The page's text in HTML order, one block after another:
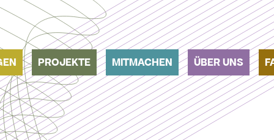
PROJEKTE MITMACHEN ÜBER UNS